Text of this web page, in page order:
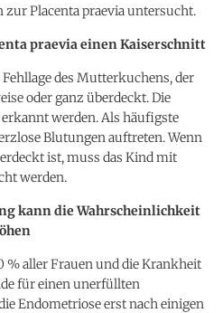
zur Placenta praevia untersucht.
praevia einen Kaiserschnitt
des Mutterkuchens, der
oder ganz überdeckt. Die
werden. Als häufigste
Blutungen auftreten. Wenn
ist, muss das Kind mit
werden.
kann die Wahrscheinlichkeit
% aller Frauen und die Krankheit
für einen unerfüllten
Endometriose erst nach einigen